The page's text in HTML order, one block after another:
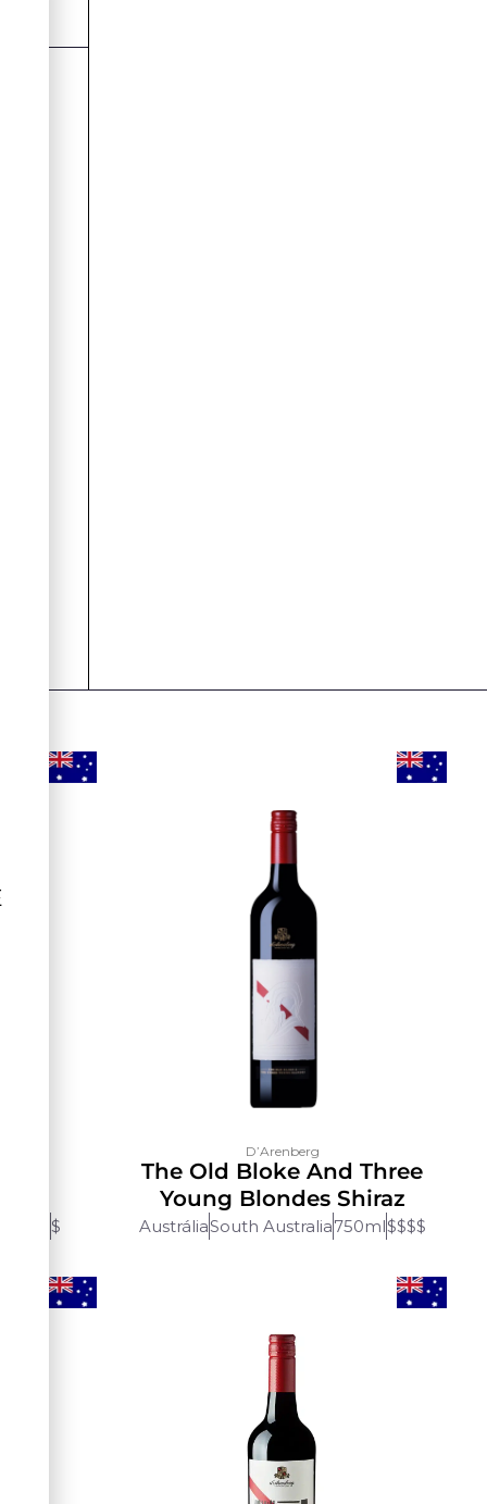
$
D’Arenberg
The Old Bloke And Three
Young Blondes Shiraz
AustráliaSouth Australia750ml$$$$